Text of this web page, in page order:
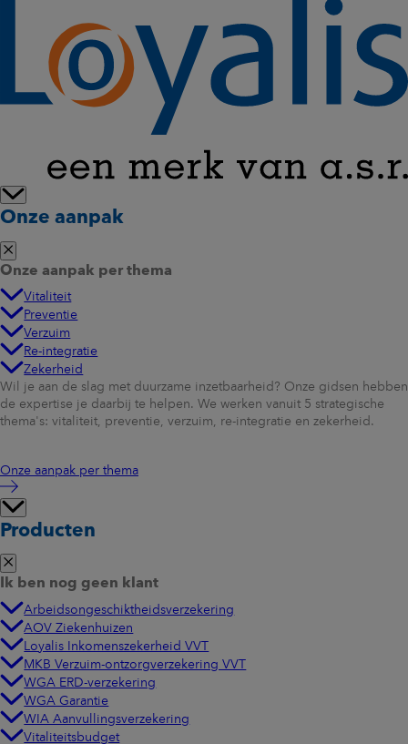
Onze aanpak
Onze aanpak per thema
Vitaliteit
Preventie
Verzuim
Re-integratie
Zekerheid
Wil je aan de slag met duurzame inzetbaarheid? Onze gidsen hebben
de expertise je daarbij te helpen. We werken vanuit 5 strategische
thema's: vitaliteit, preventie, verzuim, re-integratie en zekerheid.
Onze aanpak per thema
Producten
Ik ben nog geen klant
Arbeidsongeschiktheidsverzekering
AOV Ziekenhuizen
Loyalis Inkomenszekerheid VVT
MKB Verzuim-ontzorgverzekering VVT
WGA ERD-verzekering
WGA Garantie
WIA Aanvullingsverzekering
Vitaliteitsbudget